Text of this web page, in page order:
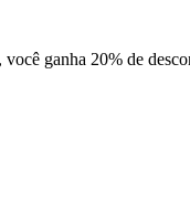
ganha 20% de